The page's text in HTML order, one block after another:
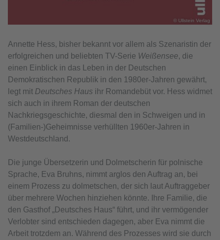
© Ullstein Verlag
Annette Hess, bisher bekannt vor allem als Szenaristin der
erfolgreichen und beliebten TV-Serie Weißensee, die
einen Einblick in das Leben in der Deutschen
Demokratischen Republik in den 1980er-Jahren gewährt,
legt mit Deutsches Haus ihr Romandebüt vor. Hess widmet
sich auch in ihrem Roman der deutschen
Nachkriegsgeschichte, diesmal den in Schweigen und in
(Familien-)Geheimnisse verhüllten 1960er-Jahren in
Westdeutschland.
Die junge Übersetzerin und Dolmetscherin für polnische
Sprache, Eva Bruhns, nimmt arglos den Auftrag an, bei
einem Prozess zu dolmetschen, der sich laut Auftraggeber
über mehrere Wochen hinziehen könnte. Ihre Familie, die
den Gasthof „Deutsches Haus“ führt, und ihr vermögender
Verlobter sind entschieden dagegen, aber Eva nimmt die
Arbeit trotzdem an. Während des Prozesses wird sie durch